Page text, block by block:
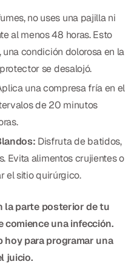
no uses una pajilla ni
al menos 48 horas. Esto
una condición dolorosa en la
se desalojó.
una compresa fría en el
de 20 minutos
Disfruta de batidos,
Evita alimentos crujientes o
el sitio quirúrgico.
la parte posterior de tu
comience una infección.
hoy para programar una
juicio.